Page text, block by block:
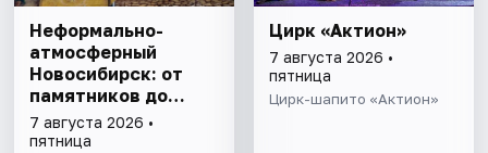
Неформально-
атмосферный
Новосибирск: от
памятников до
стрит-арта
7 августа 2026 •
пятница
Цирк «Актион»
7 августа 2026 •
пятница
Цирк-шапито «Актион»